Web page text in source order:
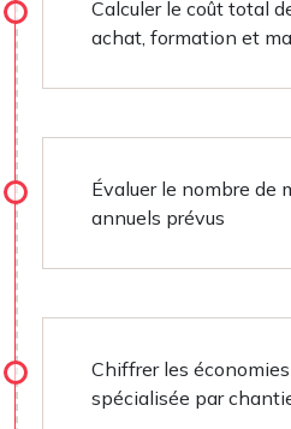
Calculer le coût total
achat, formation et
Évaluer le nombre de
annuels prévus
Chiffrer les
spécialisée par